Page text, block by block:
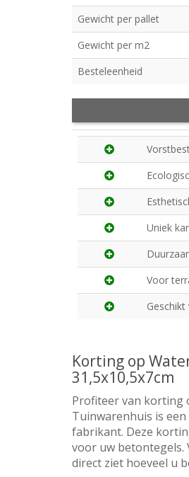
Gewicht per pallet
Gewicht per m2
Besteleenheid
Uniek
Voor
Korting op
31,5x10,5x7cm
Profiteer van korting
Tuinwarenhuis is
fabrikant. Deze
voor uw betontegels.
direct ziet hoeveel u